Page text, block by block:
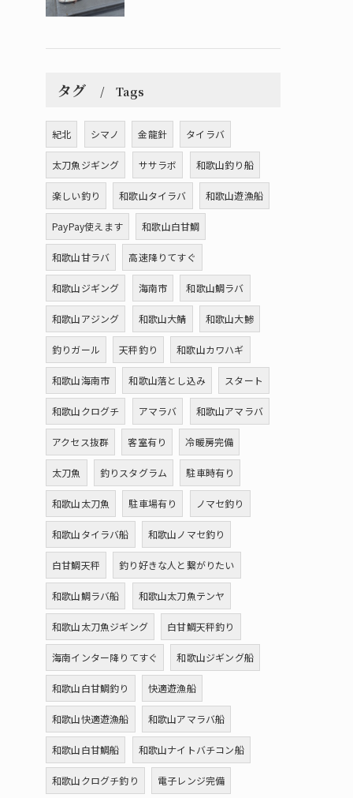
タグ Tags
紀北 シマノ 金龍針 タイラバ
太刀魚ジギング ササラボ 和歌山釣り船
楽しい釣り 和歌山タイラバ 和歌山遊漁船
PayPay使えます 和歌山白甘鯛
和歌山甘ラバ 高速降りてすぐ
和歌山ジギング 海南市 和歌山鯛ラバ
和歌山アジング 和歌山大鯖 和歌山大鯵
釣りガール 天秤釣り 和歌山カワハギ
和歌山海南市 和歌山落とし込み スタート
和歌山クログチ アマラバ 和歌山アマラバ
アクセス抜群 客室有り 冷暖房完備
太刀魚 釣りスタグラム 駐車時有り
和歌山太刀魚 駐車場有り ノマセ釣り
和歌山タイラバ船 和歌山ノマセ釣り
白甘鯛天秤 釣り好きな人と繋がりたい
和歌山鯛ラバ船 和歌山太刀魚テンヤ
和歌山太刀魚ジギング 白甘鯛天秤釣り
海南インター降りてすぐ 和歌山ジギング船
和歌山白甘鯛釣り 快適遊漁船
和歌山快適遊漁船 和歌山アマラバ船
和歌山白甘鯛船 和歌山ナイトバチコン船
和歌山クログチ釣り 電子レンジ完備